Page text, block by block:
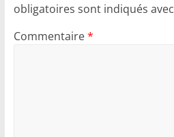
obligatoires sont indiqués avec
Commentaire*